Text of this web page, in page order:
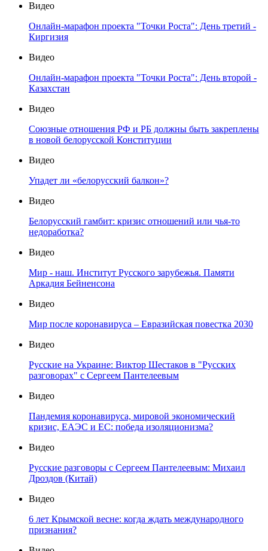
Видео
Онлайн-марафон проекта "Точки Роста": День третий -
Киргизия
Видео
Онлайн-марафон проекта "Точки Роста": День второй -
Казахстан
Видео
Союзные отношения РФ и РБ должны быть закреплены
в новой белорусской Конституции
Видео
Упадет ли «белорусский балкон»?
Видео
Белорусский гамбит: кризис отношений или чья-то
недоработка?
Видео
Мир - наш. Институт Русского зарубежья. Памяти
Аркадия Бейненсона
Видео
Мир после коронавируса – Евразийская повестка 2030
Видео
Русские на Украине: Виктор Шестаков в "Русских
разговорах" с Сергеем Пантелеевым
Видео
Пандемия коронавируса, мировой экономический
кризис, ЕАЭС и ЕС: победа изоляционизма?
Видео
Русские разговоры с Сергеем Пантелеевым: Михаил
Дроздов (Китай)
Видео
6 лет Крымской весне: когда ждать международного
признания?